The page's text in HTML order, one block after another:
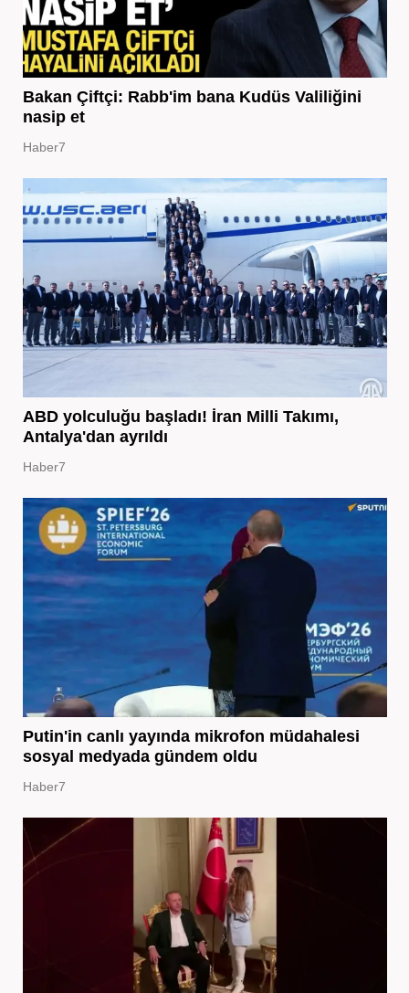
Bakan Çiftçi: Rabb'im bana Kudüs Valiliğini
nasip et
Haber7
ABD yolculuğu başladı! İran Milli Takımı,
Antalya'dan ayrıldı
Haber7
Putin'in canlı yayında mikrofon müdahalesi
sosyal medyada gündem oldu
Haber7